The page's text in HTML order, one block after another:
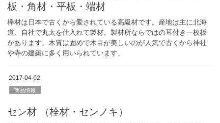
板・角材・平板・端材
欅材は日本で古くから愛されている高級材です。産地は主に北海
道、自社で丸太を仕入れて製材。製材所ならではの耳付き一枚板
があります。木質は固めで木目が美しいのが人気で古くから神社
や寺の建築に多く用いられています。
2017-04-02
商品情報
セン材 （栓材・センノキ）